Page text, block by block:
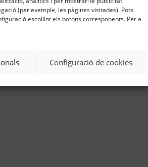
(per exemple, les pàgines visitades). Pots
escollint els botons corresponents. Per a
Configuració de cookies